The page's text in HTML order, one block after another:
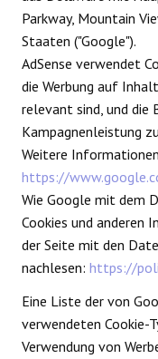
Parkway, Mountain
Staaten ("Google").
AdSense verwendet
die Werbung auf
relevant sind, und die
Kampagnenleistung
Weitere
https://
Wie Google mit dem
Cookies und anderen
der Seite mit den
nachlesen: https://
Eine Liste der von
verwendeten Cookie-
Verwendung von